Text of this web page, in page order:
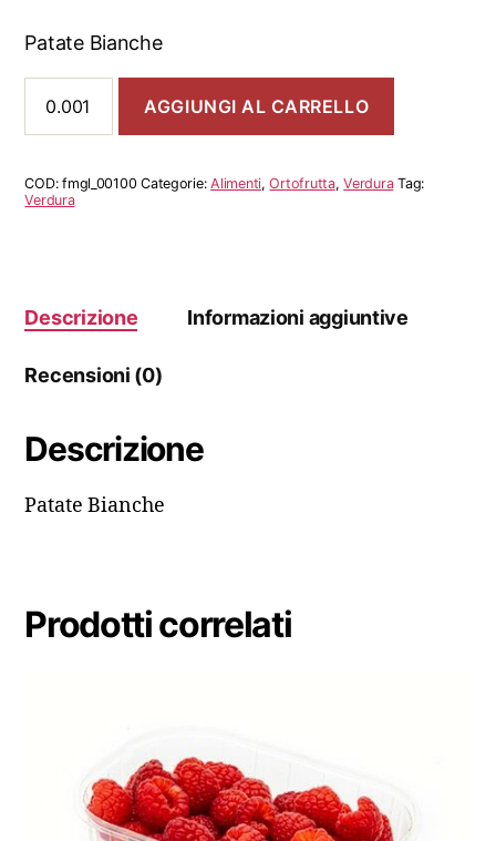
Patate Bianche
Bianche
quantità
AGGIUNGI AL CARRELLO
COD:fmgl_00100 Categorie:Alimenti,Ortofrutta,Verdura Tag:
Verdura
Descrizione Informazioni aggiuntive
Recensioni (0)
Descrizione
Patate Bianche
Prodotti correlati